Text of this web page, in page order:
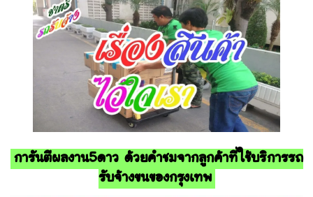
การันตีผลงาน5ดาว ด้วยคำชมจากลูกค้าที่ใช้บริการรถ
รับจ้างขนของกรุงเทพ